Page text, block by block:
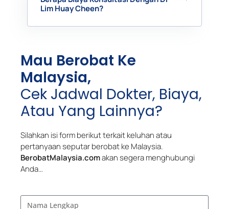
Lim Huay Cheen?
Mau Berobat Ke
Malaysia,
Cek Jadwal Dokter, Biaya,
Atau Yang Lainnya?
Silahkan isi form berikut terkait keluhan atau
pertanyaan seputar berobat ke Malaysia.
BerobatMalaysia.comakan segera menghubungi
Anda…